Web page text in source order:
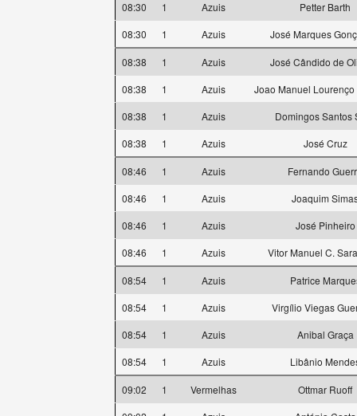
08:30
1 Azuis
Petter Barth
08:30
1 Azuis José Marques
08:38 1 Azuis
José Cândido de
08:38
1 Azuis
Joao Manuel
08:38
1 Azuis
Domingos Santos
08:38
1 Azuis José Cruz
08:46 1 Azuis
Fernando
08:46
1 Azuis
Joaquim
08:46
1 Azuis
José Pinheiro
08:46
1 Azuis Vitor Manuel C.
08:54 1 Azuis
Patrice
08:54
1 Azuis
Virgílio Viegas
08:54
1 Azuis
Anibal Graça
08:54
1 Azuis Libânio
09:02 1 Vermelhas
Ottmar Ruoff